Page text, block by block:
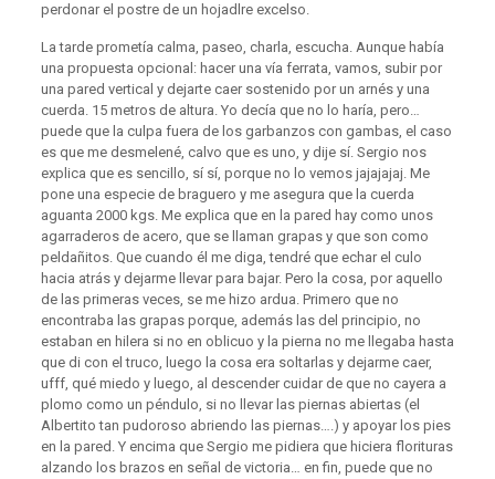
perdonar el postre de un hojadlre excelso.
La tarde prometía calma, paseo, charla, escucha. Aunque había
una propuesta opcional: hacer una vía ferrata, vamos, subir por
una pared vertical y dejarte caer sostenido por un arnés y una
cuerda. 15 metros de altura. Yo decía que no lo haría, pero…
puede que la culpa fuera de los garbanzos con gambas, el caso
es que me desmelené, calvo que es uno, y dije sí. Sergio nos
explica que es sencillo, sí sí, porque no lo vemos jajajajaj. Me
pone una especie de braguero y me asegura que la cuerda
aguanta 2000 kgs. Me explica que en la pared hay como unos
agarraderos de acero, que se llaman grapas y que son como
peldañitos. Que cuando él me diga, tendré que echar el culo
hacia atrás y dejarme llevar para bajar. Pero la cosa, por aquello
de las primeras veces, se me hizo ardua. Primero que no
encontraba las grapas porque, además las del principio, no
estaban en hilera si no en oblicuo y la pierna no me llegaba hasta
que di con el truco, luego la cosa era soltarlas y dejarme caer,
ufff, qué miedo y luego, al descender cuidar de que no cayera a
plomo como un péndulo, si no llevar las piernas abiertas (el
Albertito tan pudoroso abriendo las piernas….) y apoyar los pies
en la pared. Y encima que Sergio me pidiera que hiciera florituras
alzando los brazos en señal de victoria… en fin, puede que no